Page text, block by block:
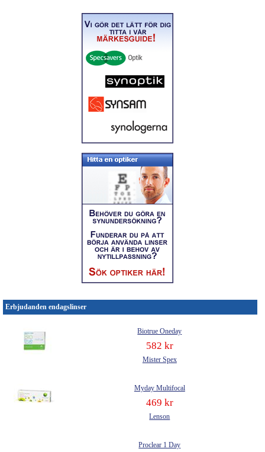
Erbjudanden endagslinser
Biotrue Oneday
582 kr
Mister Spex
Myday Multifocal
469 kr
Lenson
Proclear 1 Day